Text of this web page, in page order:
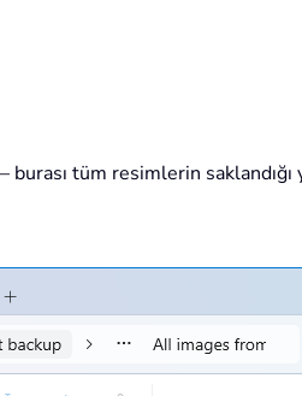
tüm resimlerin saklandığı